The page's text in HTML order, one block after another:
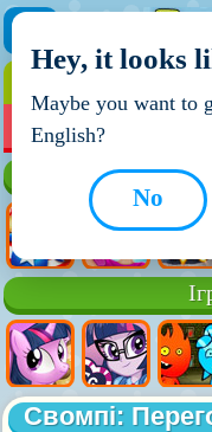
НОВІ ІГРИ
Свомпі:
Hey, it looks
Maybe you want to
English?
No